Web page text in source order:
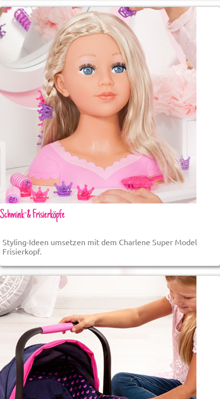
Schmink-& Frisierköpfe
Styling-Ideen umsetzen mit dem Charlene Super Model
Frisierkopf.